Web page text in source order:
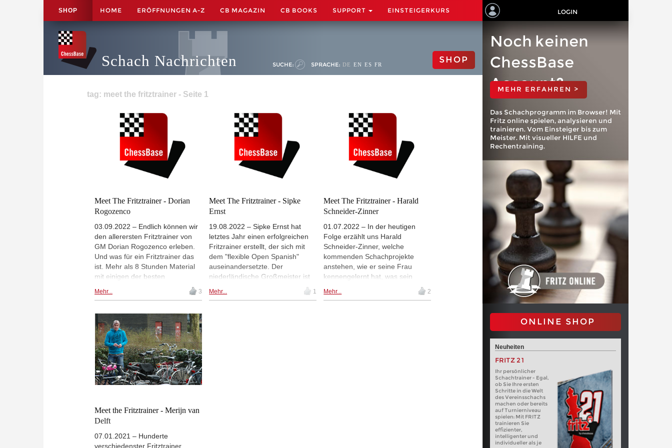
SHOP HOME ERÖFFNUNGEN A-Z CB MAGAZIN CB BOOKS SUPPORT EINSTEIGERKURS LOGIN
Schach Nachrichten SUCHE: SPRACHE: DE EN ES FR SHOP
tag: meet the fritztrainer - Seite 1
Meet The Fritztrainer - Dorian
Rogozenco
03.09.2022 – Endlich können wir
den allerersten Fritztrainer von
GM Dorian Rogozenco erleben.
Und was für ein Fritztrainer das
ist. Mehr als 8 Stunden Material
mit einigen der besten
gespielt wurden! Zeit, den
fragen, was er außer Schach
noch so macht. Als Special wird
Dorian uns einen kleinen Einblick
in seinen Fritztrainer geben und
über die Ideen und Inspirationen
der klassischen Partien sprechen.
Mehr... 3
Meet The Fritztrainer - Sipke
Ernst
19.08.2022 – Sipke Ernst hat
letztes Jahr einen erfolgreichen
Fritzrainer erstellt, der sich mit
dem "flexible Open Spanish"
auseinandersetzte. Der
niederländische Großmeister ist
wieder da, mit "3.h4 against the
King's Indian and Grünfeld". Es ist
Mehr... 1
Meet The Fritztrainer - Harald
Schneider-Zinner
01.07.2022 – In der heutigen
Folge erzählt uns Harald
Schneider-Zinner, welche
kommenden Schachprojekte
anstehen, wie er seine Frau
kennengelernt hat, was sein
welchem südamerikanischen
Mehr... 2
Meet the Fritztrainer - Merijn van
Delft
07.01.2021 – Hunderte
verschiedenster Fritztrainer
Noch keinen
ChessBase
Account?
MEHR ERFAHREN >
Das Schachprogramm im Browser! Mit
Fritz online spielen, analysieren und
trainieren. Vom Einsteiger bis zum
Meister. Mit visueller HILFE und
Rechentraining.
ONLINE SHOP
Neuheiten
FRITZ 21
Ihr persönlicher
Schachtrainer - Egal,
ob Sie Ihre ersten
Schritte in die Welt
des Vereinsschachs
machen oder bereits
auf Turnierniveau
spielen: Mit FRITZ
trainieren Sie
effizienter,
intelligenter und
individueller als je